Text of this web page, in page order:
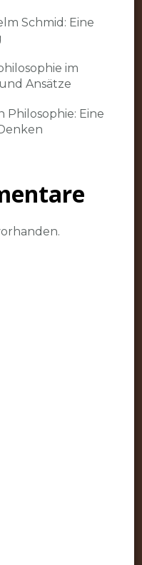
Schmid: Eine
im
Ansätze
Philosophie: Eine